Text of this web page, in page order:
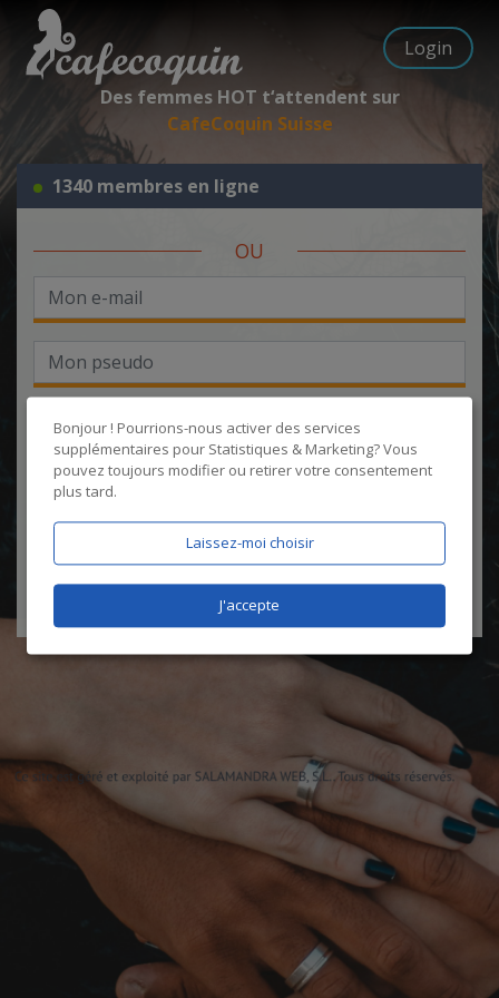
Login
Des femmes HOT t‘attendent sur
CafeCoquin Suisse
1340 membres en ligne
OU
J'accepte lesCGUet lapolitique de protection des données
certifie être âgé de plus de 18 ans
Bonjour ! Pourrions-nous activer des services
supplémentaires pour Statistiques & Marketing? Vous
pouvez toujours modifier ou retirer votre consentement
plus tard.
Laissez-moi choisir
J'accepte